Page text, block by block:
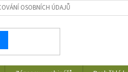
OSOBNÍCH ÚDAJŮ